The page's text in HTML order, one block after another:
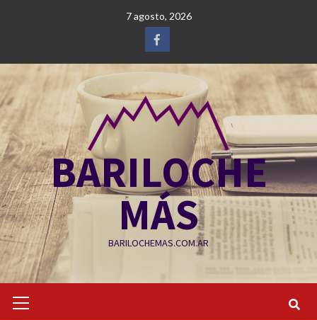
7 agosto, 2026
Facebook
BARILOCHE
MÁS
BARILOCHEMAS.COM.AR
primario